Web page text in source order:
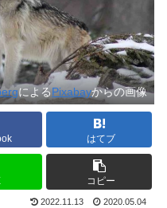
によるPixabayからの画像
はてブ
コピー
2022.11.13 2020.05.04